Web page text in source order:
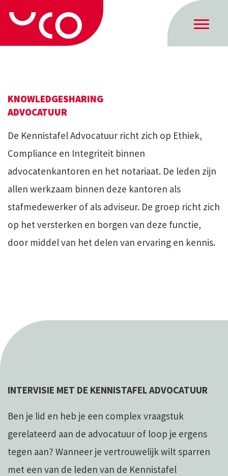
KNOWLEDGESHARING
ADVOCATUUR
De Kennistafel Advocatuur richt zich op Ethiek,
Compliance en Integriteit binnen
advocatenkantoren en het notariaat. De leden zijn
allen werkzaam binnen deze kantoren als
stafmedewerker of als adviseur. De groep richt zich
op het versterken en borgen van deze functie,
door middel van het delen van ervaring en kennis.
INTERVISIE MET DE KENNISTAFEL ADVOCATUUR
Ben je lid en heb je een complex vraagstuk
gerelateerd aan de advocatuur of loop je ergens
tegen aan? Wanneer je vertrouwelijk wilt sparren
met een van de leden van de Kennistafel